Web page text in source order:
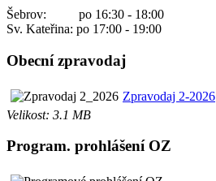
Šebrov: po 16:30 - 18:00
Sv. Kateřina: po 17:00 - 19:00
Obecní zpravodaj
Zpravodaj 2-2026
Velikost: 3.1 MB
Program. prohlášení OZ